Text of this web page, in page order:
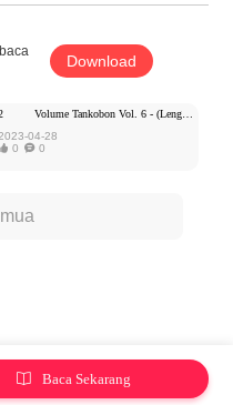
Download
04-28
 0 0
 Baca Sekarang